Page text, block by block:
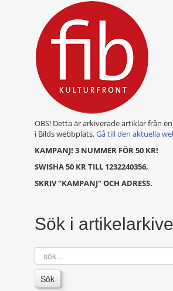
OBS! Detta är arkiverade artiklar från
i Bilds webbplats.Gå till den aktuella
KAMPANJ! 3 NUMMER FÖR 50 KR!
SWISHA 50 KR TILL 1232240356,
SKRIV "KAMPANJ" OCH ADRESS.
Sök i
sök...
Sök